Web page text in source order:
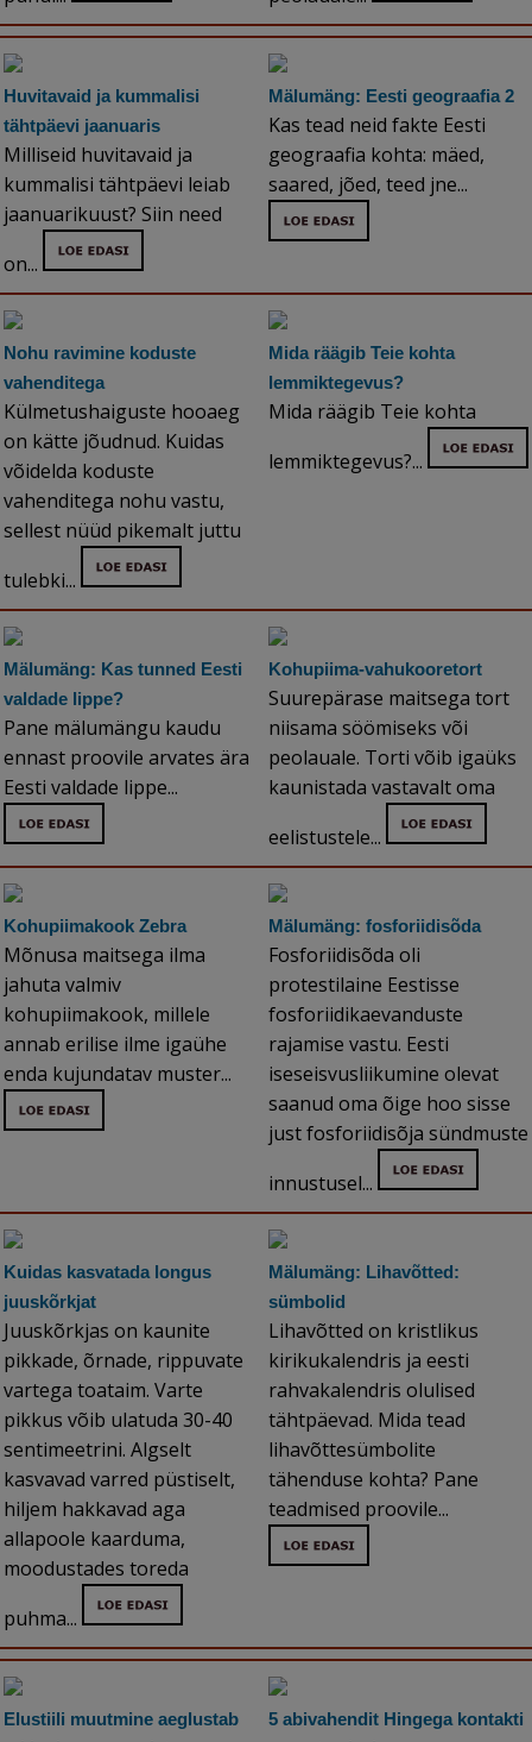
Huvitavaid ja kummalisi
tähtpäevi jaanuaris
Milliseid huvitavaid ja
kummalisi tähtpäevi leiab
jaanuarikuust? Siin need
on...
Mälumäng: Eesti geograafia 2
Kas tead neid fakte Eesti
geograafia kohta: mäed,
saared, jõed, teed jne...
Nohu ravimine koduste
vahenditega
Külmetushaiguste hooaeg
on kätte jõudnud. Kuidas
võidelda koduste
vahenditega nohu vastu,
sellest nüüd pikemalt juttu
tulebki...
Mida räägib Teie kohta
lemmiktegevus?
Mida räägib Teie kohta
lemmiktegevus?...
Mälumäng: Kas tunned Eesti
valdade lippe?
Pane mälumängu kaudu
ennast proovile arvates ära
Eesti valdade lippe...
Kohupiima-vahukooretort
Suurepärase maitsega tort
niisama söömiseks või
peolauale. Torti võib igaüks
kaunistada vastavalt oma
eelistustele...
Kohupiimakook Zebra
Mõnusa maitsega ilma
jahuta valmiv
kohupiimakook, millele
annab erilise ilme igaühe
enda kujundatav muster...
Mälumäng: fosforiidisõda
Fosforiidisõda oli
protestilaine Eestisse
fosforiidikaevanduste
rajamise vastu. Eesti
iseseisvusliikumine olevat
saanud oma õige hoo sisse
just fosforiidisõja sündmuste
innustusel...
Kuidas kasvatada longus
juuskõrkjat
Juuskõrkjas on kaunite
pikkade, õrnade, rippuvate
vartega toataim. Varte
pikkus võib ulatuda 30-40
sentimeetrini. Algselt
kasvavad varred püstiselt,
hiljem hakkavad aga
allapoole kaarduma,
moodustades toreda
puhma...
Mälumäng: Lihavõtted:
sümbolid
Lihavõtted on kristlikus
kirikukalendris ja eesti
rahvakalendris olulised
tähtpäevad. Mida tead
lihavõttesümbolite
tähenduse kohta? Pane
teadmised proovile...
Elustiili muutmine aeglustab
5 abivahendit Hingega kontakti